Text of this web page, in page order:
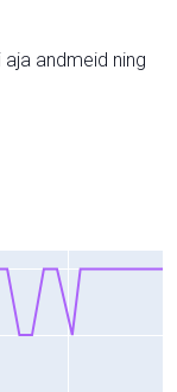
andmeid ning